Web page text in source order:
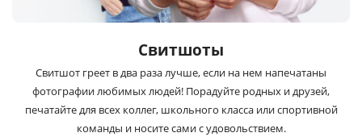
Свитшоты
Свитшот греет в два раза лучше, если на нем напечатаны
фотографии любимых людей! Порадуйте родных и друзей,
печатайте для всех коллег, школьного класса или спортивной
команды и носите сами с удовольствием.